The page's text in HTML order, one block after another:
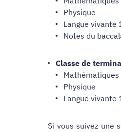
Physique
Langue vivante
Notes du
Classe de
Mathématiques
Physique
Langue vivante
Si vous suivez une